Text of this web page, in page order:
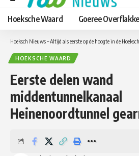
Hoeksche Waard Goeree
Hoeksch Nieuws – Altijd als eerste op de hoogte in de
HOEKSCHE WAARD
Eerste delen wand
middentunnelkanaal
Heinenoordtunnel